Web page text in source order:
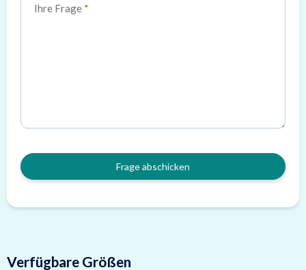
Ihre Frage
Frage abschicken
Verfügbare Größen